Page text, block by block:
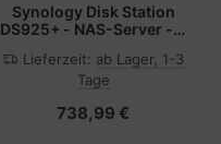
Synology Disk Station
DS925+ - NAS-Server - 4
Lieferzeit: ab Lager, 1-3
Tage
738,99 €